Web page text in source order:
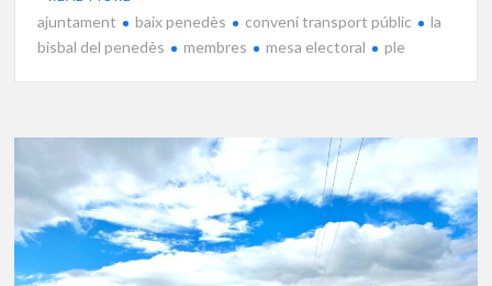
ajuntament baix penedès conveni transport públic
la
bisbal del penedès
membres mesa electoral ple